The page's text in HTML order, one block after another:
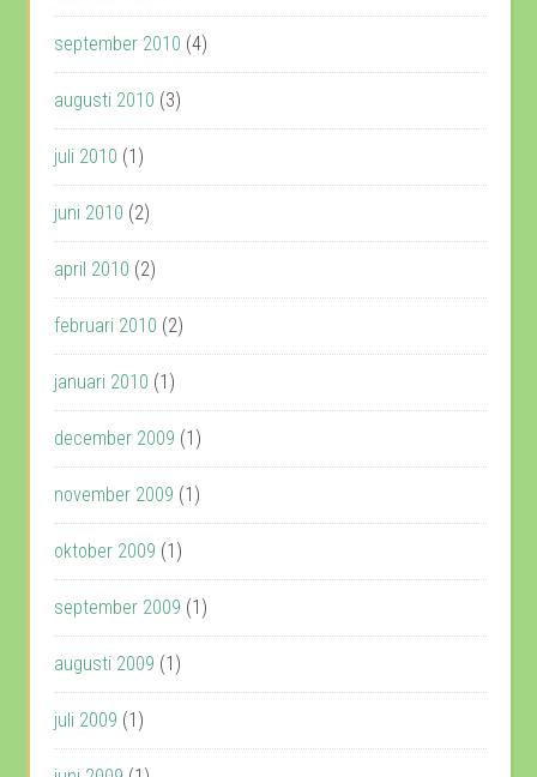
september 2010 (4)
augusti 2010 (3)
juli 2010 (1)
juni 2010 (2)
april 2010 (2)
februari 2010 (2)
januari 2010 (1)
december 2009 (1)
november 2009 (1)
oktober 2009 (1)
september 2009 (1)
augusti 2009 (1)
juli 2009 (1)